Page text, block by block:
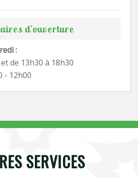
d'ouverture
:
de 13h30 à 18h30
- 12h00
SERVICES